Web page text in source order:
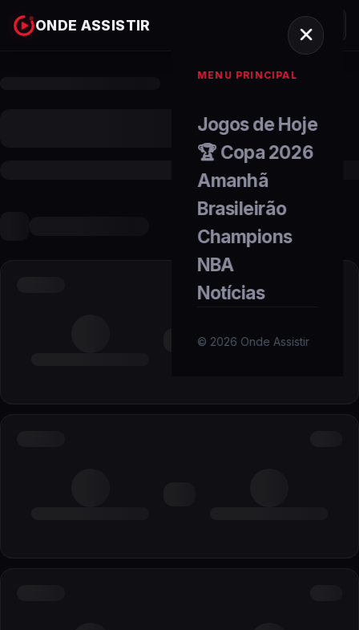
ONDE ASSISTIR
MENU PRINCIPAL
Jogos de Hoje
🏆 Copa 2026
Amanhã
Brasileirão
Champions
NBA
Notícias
© 2026 Onde Assistir